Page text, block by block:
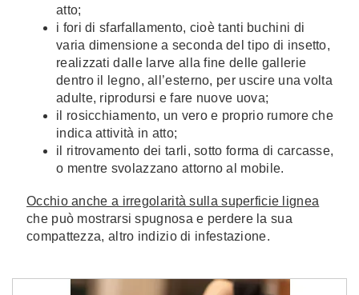
atto;
i fori di sfarfallamento, cioè tanti buchini di
varia dimensione a seconda del tipo di insetto,
realizzati dalle larve alla fine delle gallerie
dentro il legno, all’esterno, per uscire una volta
adulte, riprodursi e fare nuove uova;
il rosicchiamento, un vero e proprio rumore che
indica attività in atto;
il ritrovamento dei tarli, sotto forma di carcasse,
o mentre svolazzano attorno al mobile.
Occhio anche a irregolarità sulla superficie lignea
che può mostrarsi spugnosa e perdere la sua
compattezza, altro indizio di infestazione.